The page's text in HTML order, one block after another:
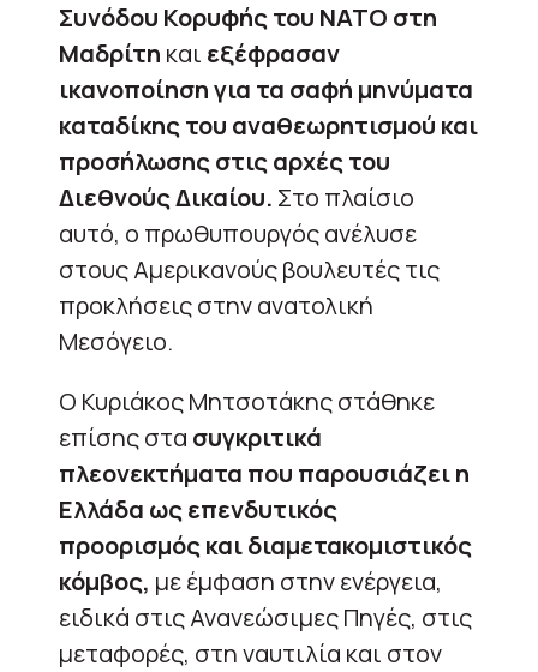
Συνόδου Κορυφής του NATO στη
Μαδρίτη και εξέφρασαν
ικανοποίηση για τα σαφή μηνύματα
καταδίκης του αναθεωρητισμού και
προσήλωσης στις αρχές του
Διεθνούς Δικαίου. Στο πλαίσιο
αυτό, ο πρωθυπουργός ανέλυσε
στους Αμερικανούς βουλευτές τις
προκλήσεις στην ανατολική
Μεσόγειο.
Ο Κυριάκος Μητσοτάκης στάθηκε
επίσης στα συγκριτικά
πλεονεκτήματα που παρουσιάζει η
Ελλάδα ως επενδυτικός
προορισμός και διαμετακομιστικός
κόμβος, με έμφαση στην ενέργεια,
ειδικά στις Ανανεώσιμες Πηγές, στις
μεταφορές, στη ναυτιλία και στον